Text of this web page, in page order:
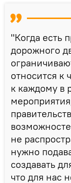
"Когда есть
дорожного
относится к
к каждому в
не
нужно
создавать
что для нас